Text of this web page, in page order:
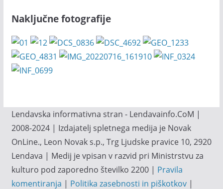
Naključne fotografije
Lendavska informativna stran - Lendavainfo.CoM |
2008-2024 | Izdajatelj spletnega medija je Novak
OnLine., Leon Novak s.p., Trg Ljudske pravice 10, 2920
Lendava | Medij je vpisan v razvid pri Ministrstvu za
kulturo pod zaporedno številko 2200 | Pravila
komentiranja | Politika zasebnosti in piškotkov|